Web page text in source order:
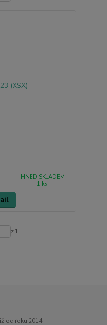
IHNED SKLADEM
1 ks
z 1
od roku 2014!